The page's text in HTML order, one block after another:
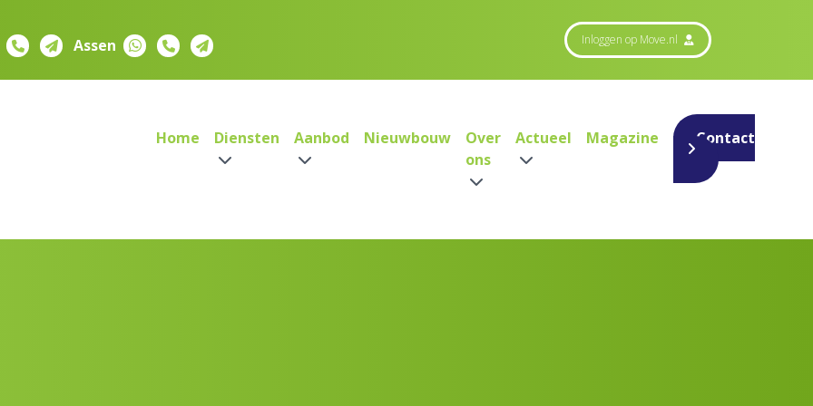
Assen Inloggen op Move.nl
Home Diensten Aanbod Nieuwbouw
Over
ons
Actueel Magazine Contact